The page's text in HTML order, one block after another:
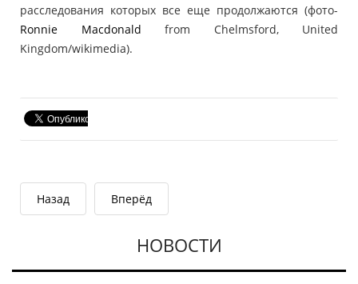
расследования которых все еще продолжаются (фото-
Ronnie Macdonald from Chelmsford, United
Kingdom/wikimedia).
Назад Вперёд
НОВОСТИ